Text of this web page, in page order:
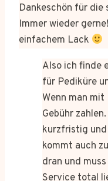
Dankeschön für die
Immer wieder
einfachem Lack
Also ich finde
für Pediküre
Wenn man
Gebühr
kurzfristig und
kommt auch
dran und
Service total